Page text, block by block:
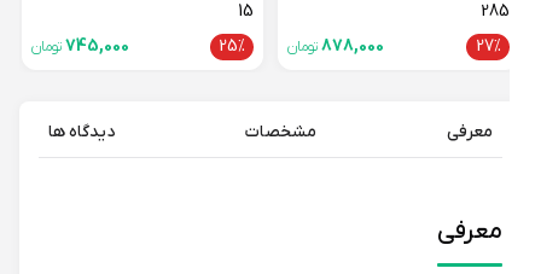
27%
878,000تومان
25%
745,000تومان
معرفی مشخصات دیدگاه ها
معرفی